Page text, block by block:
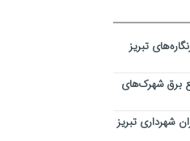
تبریز
برق شهرک‌های
شهرداری تبریز